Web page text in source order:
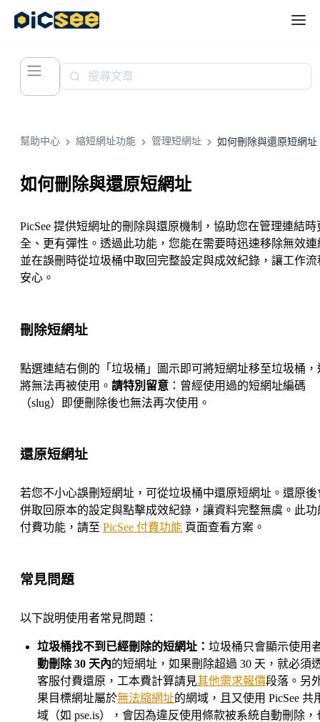
幫助中心 縮短網址功能 管理短網址 如何刪除與還原短網址
如何刪除與還原短網址
PicSee 提供短網址的刪除與還原機制，協助您在管理連結時
全、更有彈性。透過此功能，您能在需要時迅速移除無效連
並在誤刪時從垃圾桶中取回完整設定與成效紀錄，讓工作流
安心。
刪除短網址
點選連結右側的「垃圾桶」圖示即可將短網址移至垃圾桶，
將無法再被使用。 請特別留意 ：曾經使用過的短網址編碼
（slug）即便刪除後也無法再次使用。
還原短網址
若您不小心誤刪短網址，可從垃圾桶中還原短網址。還原後
併取回原本的設定與點擊成效紀錄，讓資料完整無虞。此功
付費功能，請至 PicSee 付費功能 頁面查看方案。
常見問題
以下說明使用者常見問題：
垃圾桶找不到已經刪除的短網址： 垃圾桶只會顯示使用
動刪除 30 天內的短網址，如果刪除超過 30 天，就必須
客服付費還原，工本費計算請見其他需求報價段落。另
果目標網址屬於無法縮網址的網域，且又使用 PicSee 共
域（如 pse.is），會因為違反使用條款被系統自動刪除，